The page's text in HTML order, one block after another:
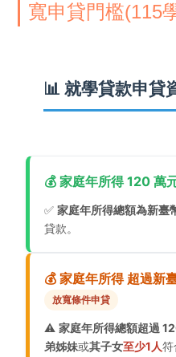
寬申貸門檻(115
📊 就學貸款申貸
💰 家庭年所得 120 萬
✅ 家庭年所得總額為新臺
貸款。
💰 家庭年所得 超過新
放寬條件申貸
⚠️ 家庭年所得總額超過
弟姊妹或其子女至少1人符